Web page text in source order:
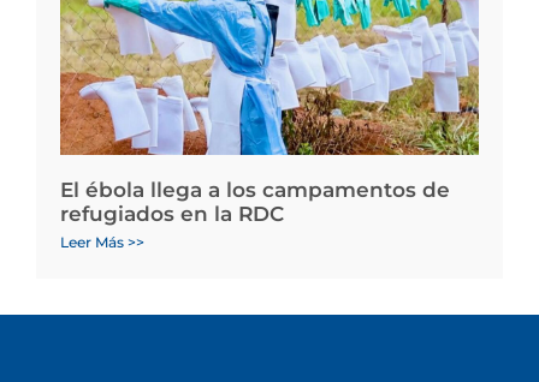
El ébola llega a los campamentos de
refugiados en la RDC
Leer Más >>